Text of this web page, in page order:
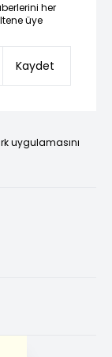
her
üye
Kaydet
uygulamasını